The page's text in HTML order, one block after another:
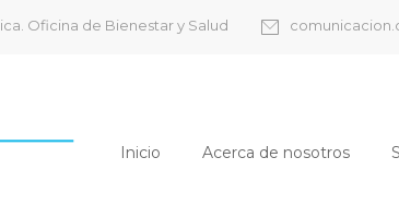
Oficina de Bienestar y Salud
Inicio Acerca de nosotros